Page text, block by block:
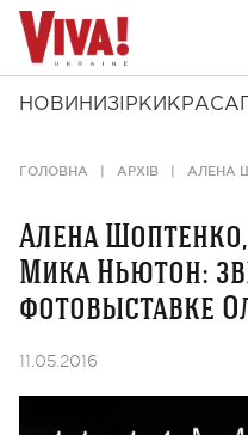
НОВИНИ ЗІРКИ КРАСА
ГОЛОВНА АРХІВ АЛЕНА
Алена
Мика Ньютон:
фотовыставке
11.05.2016